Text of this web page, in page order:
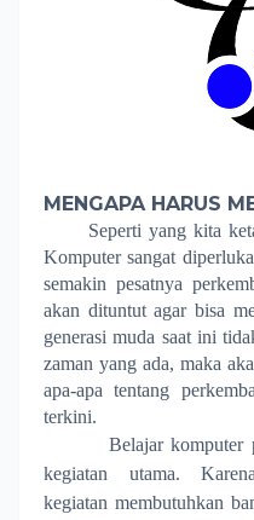
MENGAPA HARUS
Seperti yang kita
Komputer sangat
semakin pesatnya
akan dituntut agar bisa
generasi muda saat ini
zaman yang ada, maka
apa-apa tentang
terkini.
Belajar komputer
kegiatan utama.
kegiatan membutuhkan